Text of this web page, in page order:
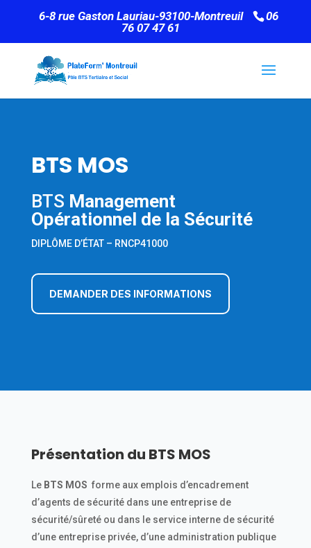
6-8 rue Gaston Lauriau-93100-Montreuil
06
76 07 47 61
BTS MOS
BTS Management
Opérationnel de la Sécurité
DIPLÔME D’ÉTAT – RNCP41000
DEMANDER DES INFORMATIONS
Présentation du BTS MOS
Le BTS MOS forme aux emplois d’encadrement
d’agents de sécurité dans une entreprise de
sécurité/sûreté ou dans le service interne de sécurité
d’une entreprise privée, d’une administration publique